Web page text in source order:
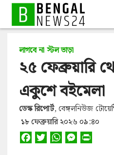
লাগবে না স্টল ভাড়া
২৫ ফেব্রুয়ারি
একুশে বইমেলা
ডেস্ক রিপোর্ট, বেঙ্গলনিউজ
১৮ ফেব্রুয়ারি ২০২৬ ০৯:৪০